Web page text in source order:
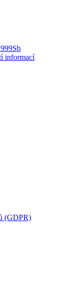
informací
(GDPR)